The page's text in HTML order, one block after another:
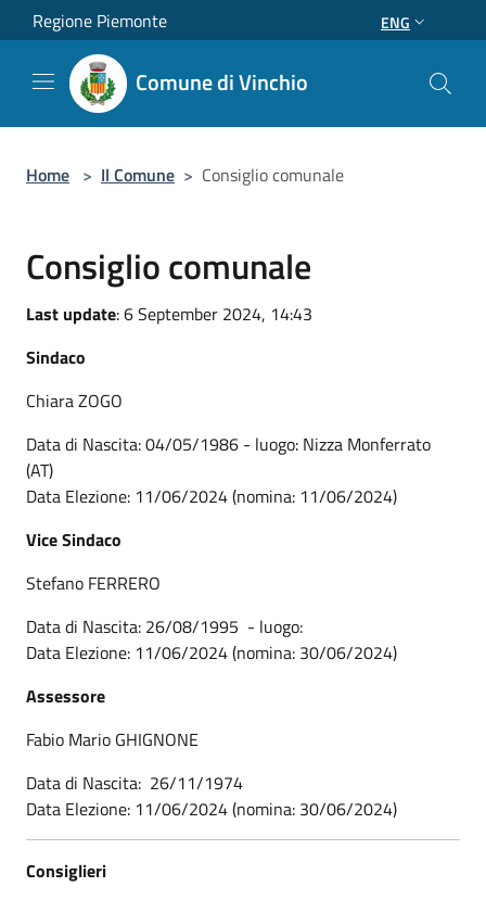
Salta al contenuto principale
Regione Piemonte ENG
Comune di Vinchio
Home > Il Comune > Consiglio comunale
Consiglio comunale
Last update: 6 September 2024, 14:43
Sindaco
Chiara ZOGO
Data di Nascita: 04/05/1986 - luogo: Nizza Monferrato
(AT)
Data Elezione: 11/06/2024 (nomina: 11/06/2024)
Vice Sindaco
Stefano FERRERO
Data di Nascita: 26/08/1995 - luogo:
Data Elezione: 11/06/2024 (nomina: 30/06/2024)
Assessore
Fabio Mario GHIGNONE
Data di Nascita: 26/11/1974
Data Elezione: 11/06/2024 (nomina: 30/06/2024)
Consiglieri